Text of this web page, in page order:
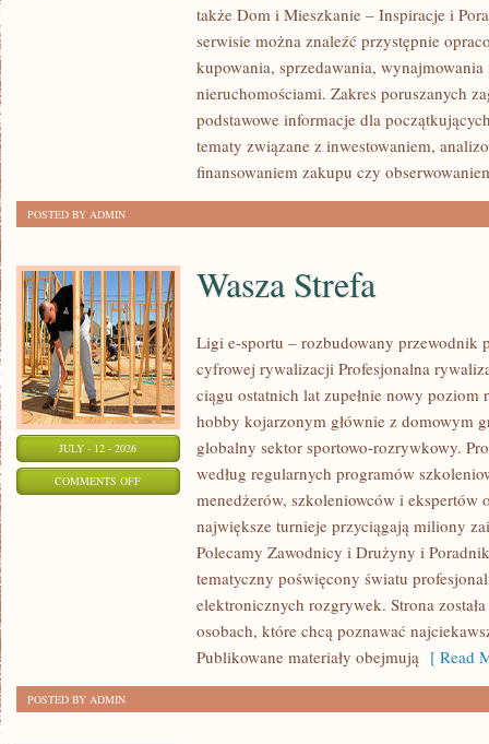
także Dom i Mieszkanie – Inspiracje i
serwisie można znaleźć przystępnie
kupowania, sprzedawania, wynajmowania
nieruchomościami. Zakres poruszanych
podstawowe informacje dla
tematy związane z inwestowaniem,
finansowaniem zakupu czy
POSTED BY ADMIN
JULY - 12 - 2026
COMMENTS OFFON
Wasza Strefa
Ligi e-sportu – rozbudowany przewodnik
cyfrowej rywalizacji Profesjonalna
ciągu ostatnich lat zupełnie nowy poziom
hobby kojarzonym głównie z domowym
globalny sektor sportowo-rozrywkowy.
według regularnych programów
menedżerów, szkoleniowców i ekspertów
największe turnieje przyciągają miliony
Polecamy Zawodnicy i Drużyny i
tematyczny poświęcony światu
elektronicznych rozgrywek. Strona
osobach, które chcą poznawać
Publikowane materiały obejmują [ Read
POSTED BY ADMIN